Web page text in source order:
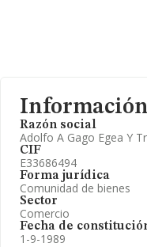
Razón social
Adolfo A Gago Egea Y
CIF
E33686494
Forma jurídica
Comunidad de bienes
Sector
Comercio
Fecha de
1-9-1989